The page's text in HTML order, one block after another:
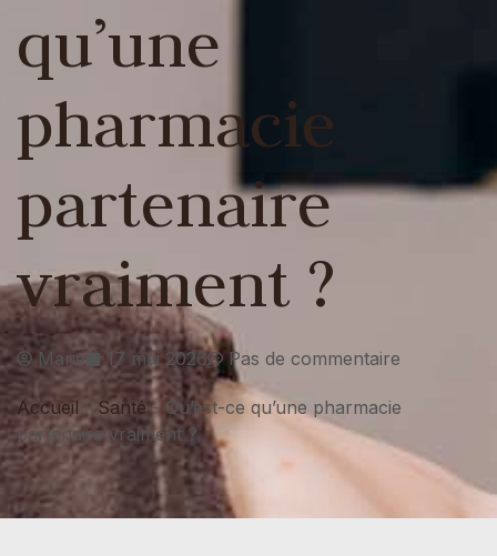
qu’une
pharmacie
partenaire
vraiment ?
Marie 17 mai 2026 Pas de commentaire
Accueil - Santé- Qu’est-ce qu’une pharmacie
partenaire vraiment ?